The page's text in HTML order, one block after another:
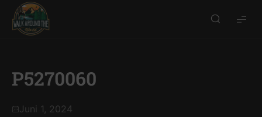
Walk
P5270060
Juni 1, 2024